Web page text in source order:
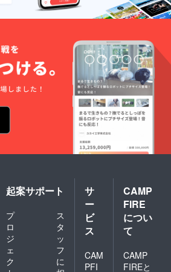
起案サポート
プ
ロ
ジ
ェ
ク
ス
タ
ッ
フ
に
サ
ー
ビ
ス
CAM
PFI
CAMP
FIRE
につい
て
CAMP
FIREと